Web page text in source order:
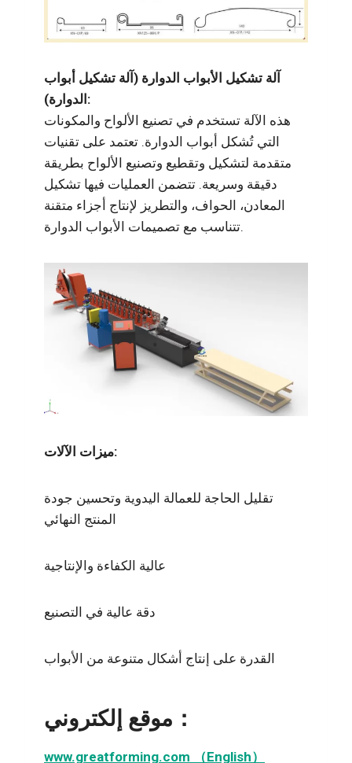
آلة تشكيل الأبواب الدوارة (آلة تشكيل أبواب
الدوارة):
هذه الآلة تستخدم في تصنيع الألواح والمكونات
التي تُشكل أبواب الدوارة. تعتمد على تقنيات
متقدمة لتشكيل وتقطيع وتصنيع الألواح بطريقة
دقيقة وسريعة. تتضمن العمليات فيها تشكيل
المعادن، الحواف، والتطريز لإنتاج أجزاء متقنة
تتناسب مع تصميمات الأبواب الدوارة.
ميزات الآلات:
تقليل الحاجة للعمالة اليدوية وتحسين جودة
المنتج النهائي
عالية الكفاءة والإنتاجية
دقة عالية في التصنيع
القدرة على إنتاج أشكال متنوعة من الأبواب
موقع إلكتروني：
www.greatforming.com （English）